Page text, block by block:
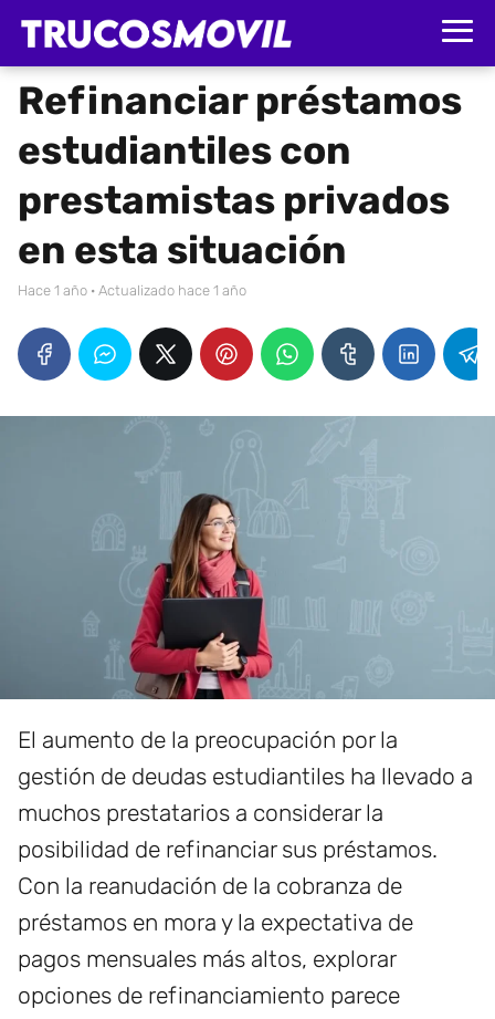
Refinanciar préstamos
estudiantiles con
prestamistas privados
en esta situación
hace 1 año · Actualizado hace 1 año
El aumento de la preocupación por la
gestión de deudas estudiantiles ha llevado a
muchos prestatarios a considerar la
posibilidad de refinanciar sus préstamos.
Con la reanudación de la cobranza de
préstamos en mora y la expectativa de
pagos mensuales más altos, explorar
opciones de refinanciamiento parece